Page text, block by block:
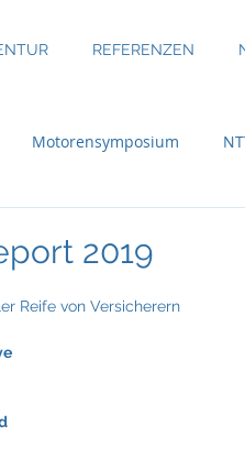
REFERENZEN
Motorensymposium
Bundesinitiative eMobility
2019
Reife von Versicherern